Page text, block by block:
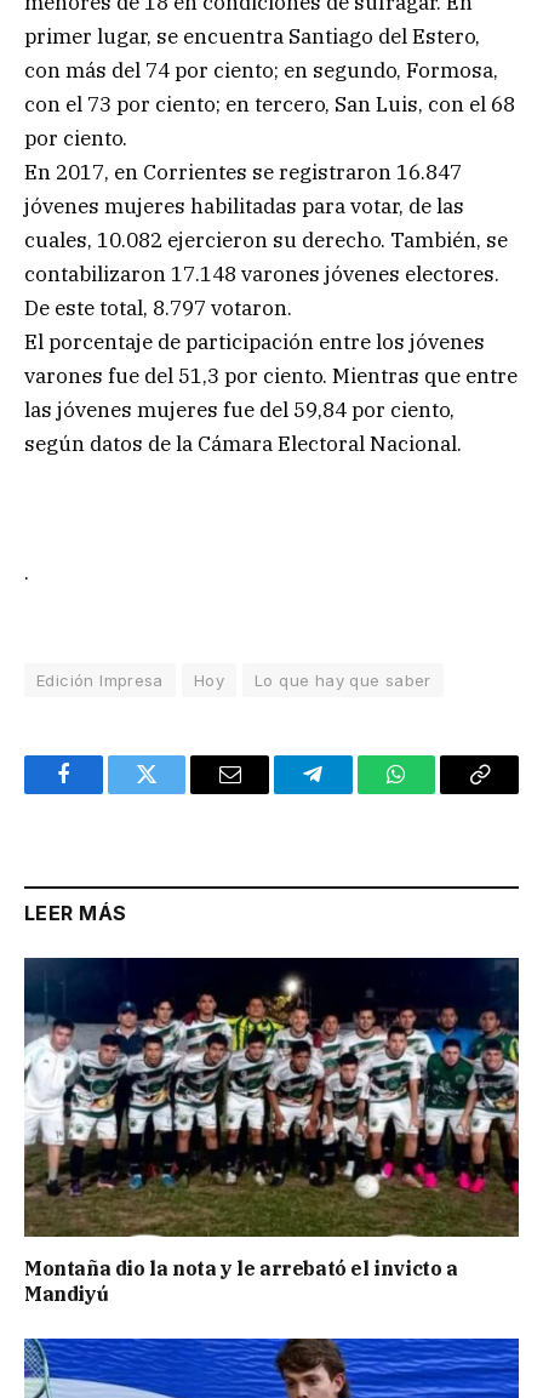
primer lugar, se encuentra Santiago del Estero,
con más del 74 por ciento; en segundo, Formosa,
con el 73 por ciento; en tercero, San Luis, con el 68
por ciento.
En 2017, en Corrientes se registraron 16.847
jóvenes mujeres habilitadas para votar, de las
cuales, 10.082 ejercieron su derecho. También, se
contabilizaron 17.148 varones jóvenes electores.
De este total, 8.797 votaron.
El porcentaje de participación entre los jóvenes
varones fue del 51,3 por ciento. Mientras que entre
las jóvenes mujeres fue del 59,84 por ciento,
según datos de la Cámara Electoral Nacional.
.
Edición Impresa Hoy Lo que hay que saber
FacebookTwitter Email TelegramWhatsAppCopy
LEER MÁS
Montaña dio la nota y le arrebató el invicto a
Mandiyú